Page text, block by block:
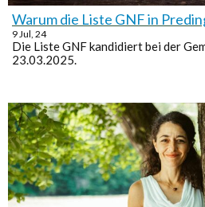
Warum die Liste GNF in
9 Jul, 24
Die Liste GNF kandidiert bei der
23.03.2025.